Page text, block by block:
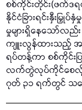
စစ်ကိုင်းတိုင်း(ဖက်ဒရ
နိုင်ငံခြားရင်းနှီးမြှု
မှုများရှိနေသော်လည်း
ကျူးလွန်ထားသည့် အက
ရပ်တန့်ကာ စစ်ကိုင်းပ
လက်တွဲလုပ်ကိုင်စေလိုကြ
ဂုတ် ၃၁ ရက်တွင် သ